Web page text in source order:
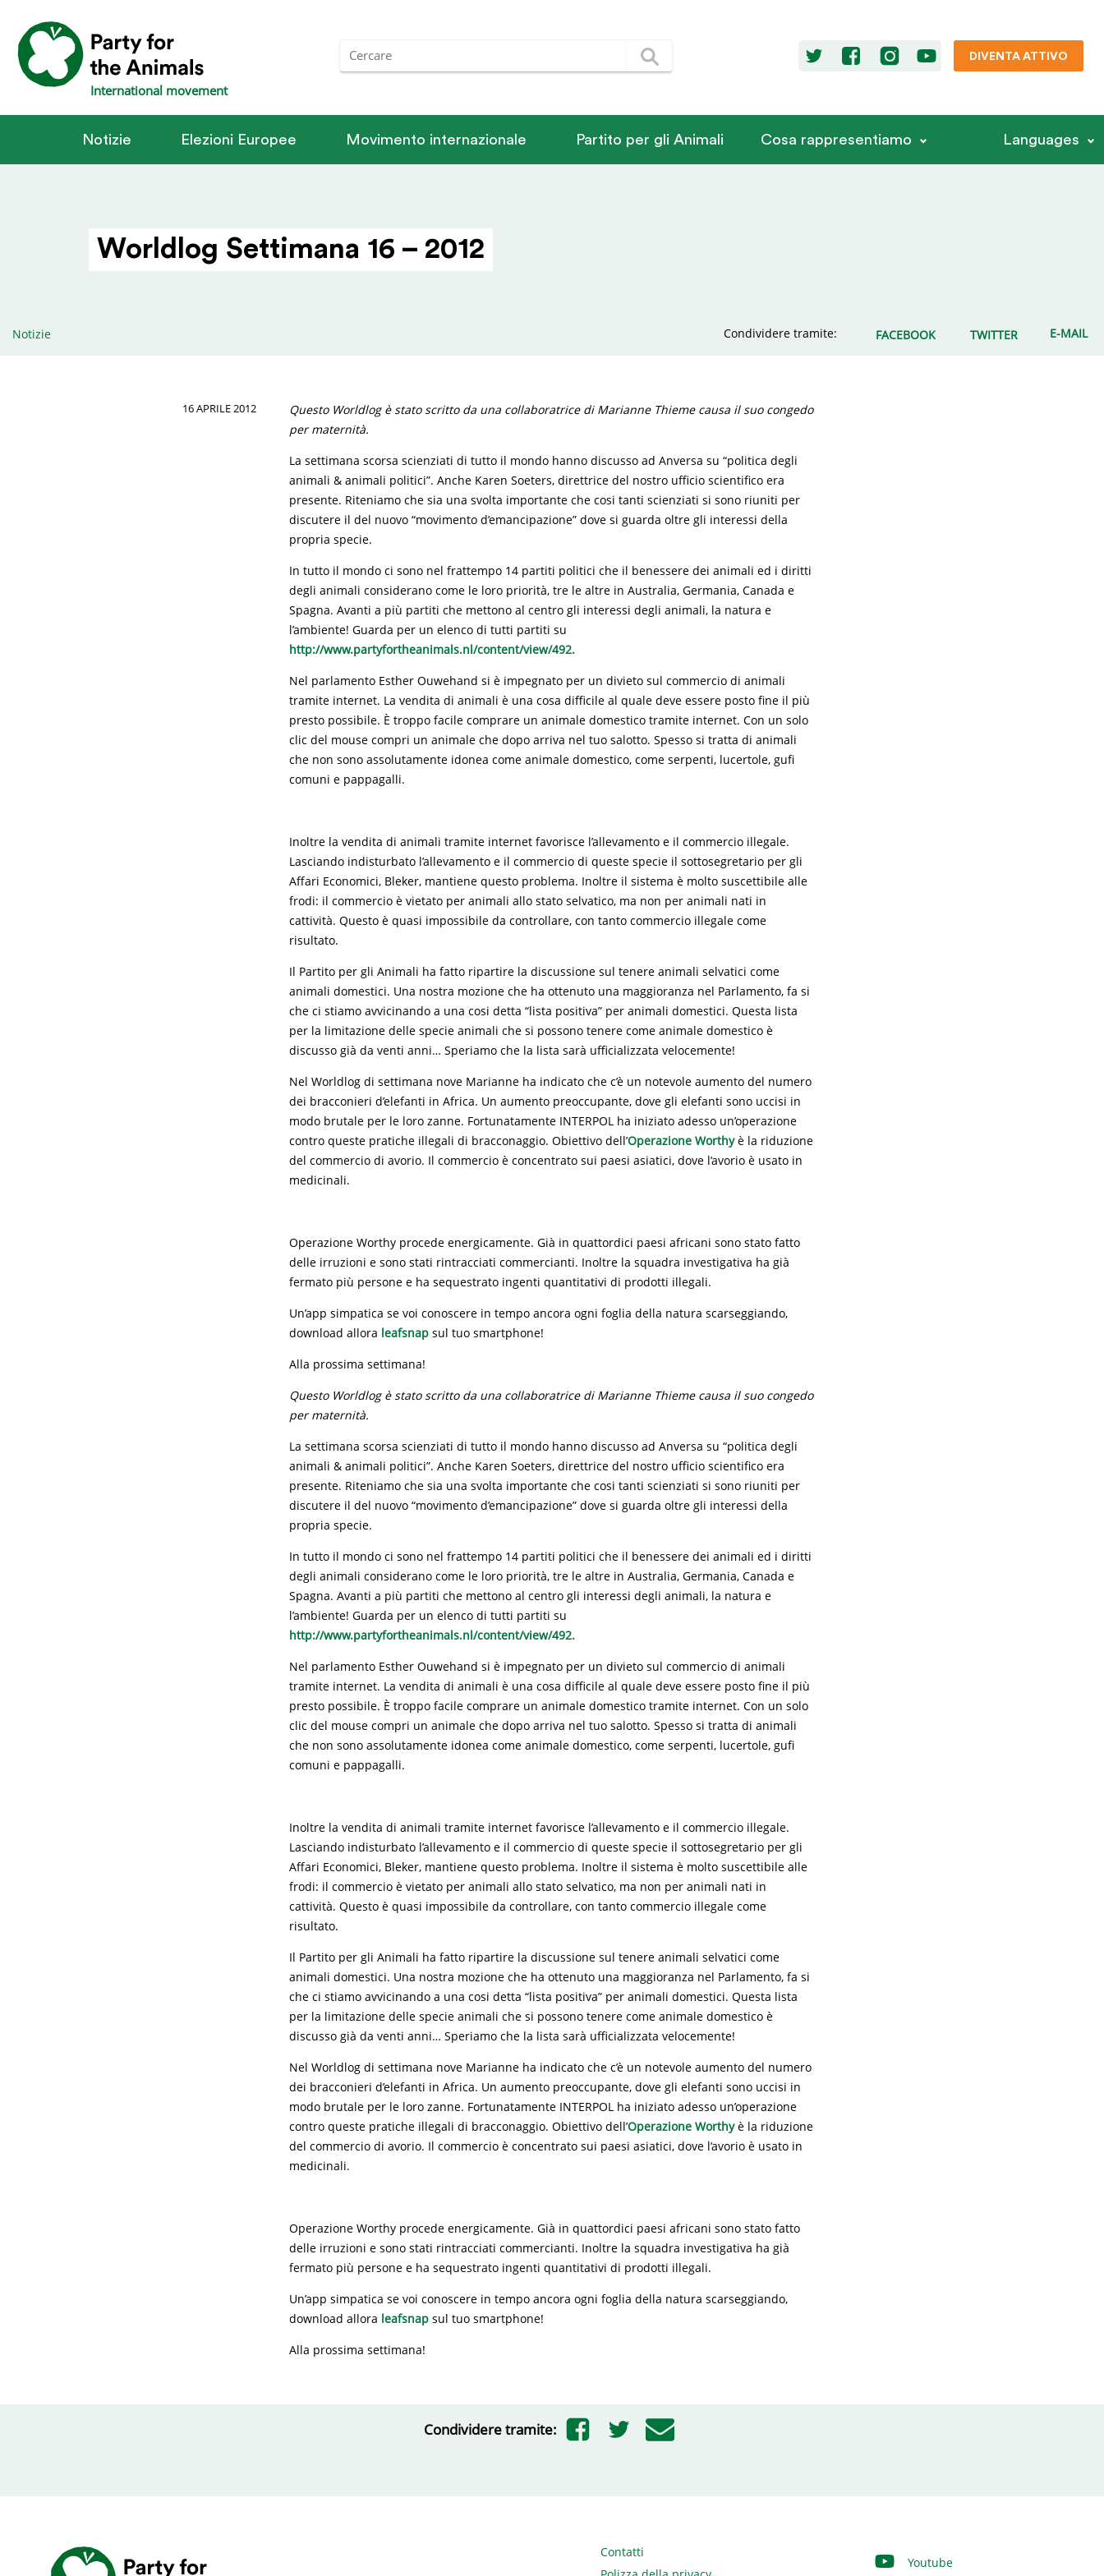
International movement
DIVENTA ATTIVO
Notizie Elezioni Europee Movimento internazionale Partito per gli Animali Cosa rappresentiamo Languages
Worldlog Settimana 16 – 2012
Notizie Condividere tramite: FACEBOOK TWITTER E-MAIL
16 APRILE 2012
Questo Worldlog è stato scritto da una collaboratrice di Marianne Thieme causa il suo congedo
per maternità.
La settimana scorsa scienziati di tutto il mondo hanno discusso ad Anversa su “politica degli
animali & animali politici”. Anche Karen Soeters, direttrice del nostro ufficio scientifico era
presente. Riteniamo che sia una svolta importante che cosi tanti scienziati si sono riuniti per
discutere il del nuovo “movimento d’emancipazione” dove si guarda oltre gli interessi della
propria specie.
In tutto il mondo ci sono nel frattempo 14 partiti politici che il benessere dei animali ed i diritti
degli animali considerano come le loro priorità, tre le altre in Australia, Germania, Canada e
Spagna. Avanti a più partiti che mettono al centro gli interessi degli animali, la natura e
l’ambiente! Guarda per un elenco di tutti partiti su
http://www.partyfortheanimals.nl/content/view/492.
Nel parlamento Esther Ouwehand si è impegnato per un divieto sul commercio di animali
tramite internet. La vendita di animali è una cosa difficile al quale deve essere posto fine il più
presto possibile. È troppo facile comprare un animale domestico tramite internet. Con un solo
clic del mouse compri un animale che dopo arriva nel tuo salotto. Spesso si tratta di animali
che non sono assolutamente idonea come animale domestico, come serpenti, lucertole, gufi
comuni e pappagalli.
Inoltre la vendita di animali tramite internet favorisce l’allevamento e il commercio illegale.
Lasciando indisturbato l’allevamento e il commercio di queste specie il sottosegretario per gli
Affari Economici, Bleker, mantiene questo problema. Inoltre il sistema è molto suscettibile alle
frodi: il commercio è vietato per animali allo stato selvatico, ma non per animali nati in
cattività. Questo è quasi impossibile da controllare, con tanto commercio illegale come
risultato.
Il Partito per gli Animali ha fatto ripartire la discussione sul tenere animali selvatici come
animali domestici. Una nostra mozione che ha ottenuto una maggioranza nel Parlamento, fa si
che ci stiamo avvicinando a una cosi detta “lista positiva” per animali domestici. Questa lista
per la limitazione delle specie animali che si possono tenere come animale domestico è
discusso già da venti anni… Speriamo che la lista sarà ufficializzata velocemente!
Nel Worldlog di settimana nove Marianne ha indicato che c’è un notevole aumento del numero
dei bracconieri d’elefanti in Africa. Un aumento preoccupante, dove gli elefanti sono uccisi in
modo brutale per le loro zanne. Fortunatamente INTERPOL ha iniziato adesso un’operazione
contro queste pratiche illegali di bracconaggio. Obiettivo dell’Operazione Worthyè la riduzione
del commercio di avorio. Il commercio è concentrato sui paesi asiatici, dove l’avorio è usato in
medicinali.
Operazione Worthy procede energicamente. Già in quattordici paesi africani sono stato fatto
delle irruzioni e sono stati rintracciati commercianti. Inoltre la squadra investigativa ha già
fermato più persone e ha sequestrato ingenti quantitativi di prodotti illegali.
Un’app simpatica se voi conoscere in tempo ancora ogni foglia della natura scarseggiando,
download allora leafsnap sul tuo smartphone!
Alla prossima settimana!
Questo Worldlog è stato scritto da una collaboratrice di Marianne Thieme causa il suo congedo
per maternità.
La settimana scorsa scienziati di tutto il mondo hanno discusso ad Anversa su “politica degli
animali & animali politici”. Anche Karen Soeters, direttrice del nostro ufficio scientifico era
presente. Riteniamo che sia una svolta importante che cosi tanti scienziati si sono riuniti per
discutere il del nuovo “movimento d’emancipazione” dove si guarda oltre gli interessi della
propria specie.
In tutto il mondo ci sono nel frattempo 14 partiti politici che il benessere dei animali ed i diritti
degli animali considerano come le loro priorità, tre le altre in Australia, Germania, Canada e
Spagna. Avanti a più partiti che mettono al centro gli interessi degli animali, la natura e
l’ambiente! Guarda per un elenco di tutti partiti su
http://www.partyfortheanimals.nl/content/view/492.
Nel parlamento Esther Ouwehand si è impegnato per un divieto sul commercio di animali
tramite internet. La vendita di animali è una cosa difficile al quale deve essere posto fine il più
presto possibile. È troppo facile comprare un animale domestico tramite internet. Con un solo
clic del mouse compri un animale che dopo arriva nel tuo salotto. Spesso si tratta di animali
che non sono assolutamente idonea come animale domestico, come serpenti, lucertole, gufi
comuni e pappagalli.
Inoltre la vendita di animali tramite internet favorisce l’allevamento e il commercio illegale.
Lasciando indisturbato l’allevamento e il commercio di queste specie il sottosegretario per gli
Affari Economici, Bleker, mantiene questo problema. Inoltre il sistema è molto suscettibile alle
frodi: il commercio è vietato per animali allo stato selvatico, ma non per animali nati in
cattività. Questo è quasi impossibile da controllare, con tanto commercio illegale come
risultato.
Il Partito per gli Animali ha fatto ripartire la discussione sul tenere animali selvatici come
animali domestici. Una nostra mozione che ha ottenuto una maggioranza nel Parlamento, fa si
che ci stiamo avvicinando a una cosi detta “lista positiva” per animali domestici. Questa lista
per la limitazione delle specie animali che si possono tenere come animale domestico è
discusso già da venti anni… Speriamo che la lista sarà ufficializzata velocemente!
Nel Worldlog di settimana nove Marianne ha indicato che c’è un notevole aumento del numero
dei bracconieri d’elefanti in Africa. Un aumento preoccupante, dove gli elefanti sono uccisi in
modo brutale per le loro zanne. Fortunatamente INTERPOL ha iniziato adesso un’operazione
contro queste pratiche illegali di bracconaggio. Obiettivo dell’Operazione Worthyè la riduzione
del commercio di avorio. Il commercio è concentrato sui paesi asiatici, dove l’avorio è usato in
medicinali.
Operazione Worthy procede energicamente. Già in quattordici paesi africani sono stato fatto
delle irruzioni e sono stati rintracciati commercianti. Inoltre la squadra investigativa ha già
fermato più persone e ha sequestrato ingenti quantitativi di prodotti illegali.
Un’app simpatica se voi conoscere in tempo ancora ogni foglia della natura scarseggiando,
download allora leafsnap sul tuo smartphone!
Alla prossima settimana!
Condividere tramite:
Contatti
Youtube